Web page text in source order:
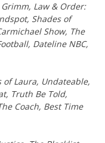
Grimm, Law & Order:
Shades of
Show, The
Dateline NBC,
of Laura, Undateable,
Truth Be Told,
Coach, Best Time